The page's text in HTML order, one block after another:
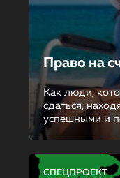
Право на
Как люди,
сдаться,
успешными и
СПЕЦПРОЕКТ